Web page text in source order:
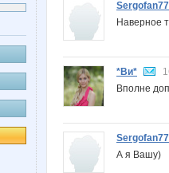
Наверное
*Ви*
Вполне
А я Вашу)